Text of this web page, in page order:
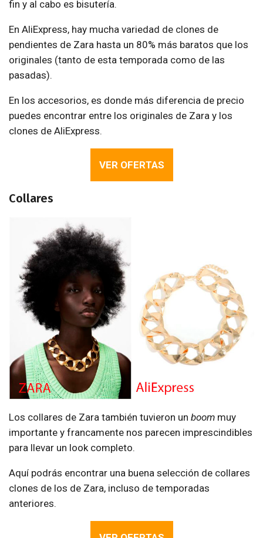
fin y al cabo es bisutería.
En AliExpress, hay mucha variedad de clones de
pendientes de Zara hasta un 80% más baratos que los
originales (tanto de esta temporada como de las
pasadas).
En los accesorios, es donde más diferencia de precio
puedes encontrar entre los originales de Zara y los
clones de AliExpress.
VER OFERTAS
Collares
Los collares de Zara también tuvieron un boom muy
importante y francamente nos parecen imprescindibles
para llevar un look completo.
Aquí podrás encontrar una buena selección de collares
clones de los de Zara, incluso de temporadas
anteriores.